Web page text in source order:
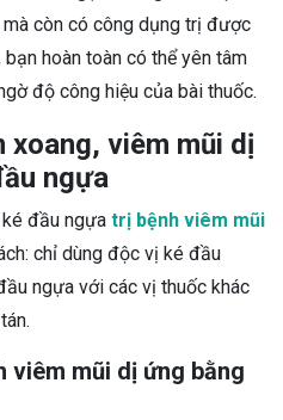
còn có công dụng trị được
hoàn toàn có thể yên tâm
độ công hiệu của bài thuốc.
xoang, viêm mũi dị
ngựa
đầu ngựa trị bệnh viêm mũi
chỉ dùng độc vị ké đầu
ngựa với các vị thuốc khác
viêm mũi dị ứng bằng